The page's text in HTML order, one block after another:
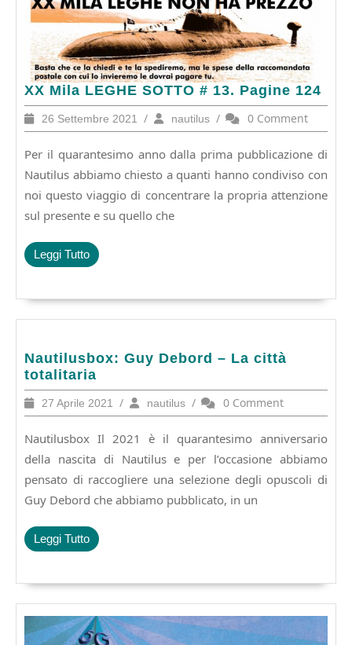
XX Mila LEGHE SOTTO # 13. Pagine 124
XX
Mila
LEGHE
#
13.
Pagine
124
26 Settembre 2021
26
Settembre
2021
/ nautilusnautilus
/ 0 Comment
Per il quarantesimo anno dalla prima pubblicazione di
Nautilus abbiamo chiesto a quanti hanno condiviso con
noi questo viaggio di concentrare la propria attenzione
sul presente e su quello che
Leggi TuttoLeggi
Tutto
Nautilusbox: Guy Debord – La città
totalitaria
Nautilusbox:
Guy
Debord
–
città
totalitaria
27 Aprile 2021
27
Aprile
2021
/ nautilusnautilus
/ 0 Comment
Nautilusbox Il 2021 è il quarantesimo anniversario
della nascita di Nautilus e per l’occasione abbiamo
pensato di raccogliere una selezione degli opuscoli di
Guy Debord che abbiamo pubblicato, in un
Leggi TuttoLeggi
Tutto